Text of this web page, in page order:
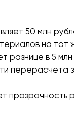
50 млн
на тот
в 5
прозрачность